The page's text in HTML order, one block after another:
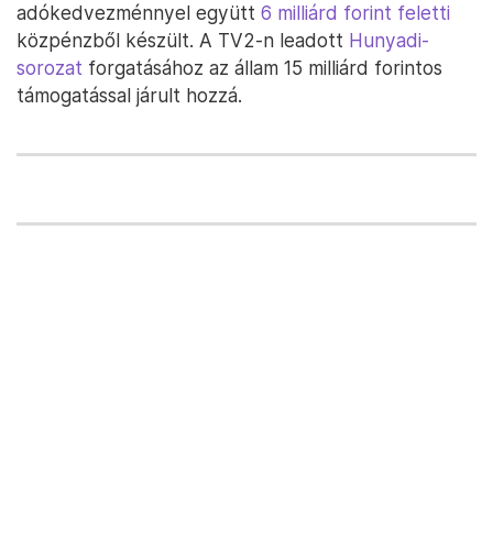
adókedvezménnyel együtt 6 milliárd forint feletti
közpénzből készült. A TV2-n leadott Hunyadi-
sorozat forgatásához az állam 15 milliárd forintos
támogatással járult hozzá.